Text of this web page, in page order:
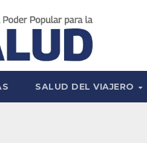
SALUD DEL VIAJERO